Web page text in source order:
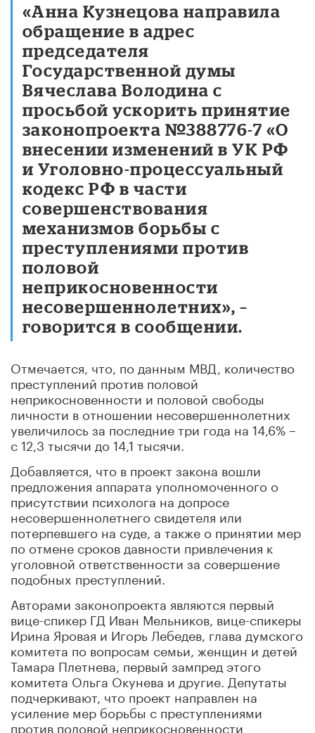
«Анна Кузнецова направила
обращение в адрес
председателя
Государственной думы
Вячеслава Володина с
просьбой ускорить принятие
законопроекта №388776-7 «О
внесении изменений в УК РФ
и Уголовно-процессуальный
кодекс РФ в части
совершенствования
механизмов борьбы с
преступлениями против
половой
неприкосновенности
несовершеннолетних», –
говорится в сообщении.
Отмечается, что, по данным МВД, количество
преступлений против половой
неприкосновенности и половой свободы
личности в отношении несовершеннолетних
увеличилось за последние три года на 14,6% –
с 12,3 тысячи до 14,1 тысячи.
Добавляется, что в проект закона вошли
предложения аппарата уполномоченного о
присутствии психолога на допросе
несовершеннолетнего свидетеля или
потерпевшего на суде, а также о принятии мер
по отмене сроков давности привлечения к
уголовной ответственности за совершение
подобных преступлений.
Авторами законопроекта являются первый
вице-спикер ГД Иван Мельников, вице-спикеры
Ирина Яровая и Игорь Лебедев, глава думского
комитета по вопросам семьи, женщин и детей
Тамара Плетнева, первый зампред этого
комитета Ольга Окунева и другие. Депутаты
подчеркивают, что проект направлен на
усиление мер борьбы с преступлениями
против половой неприкосновенности